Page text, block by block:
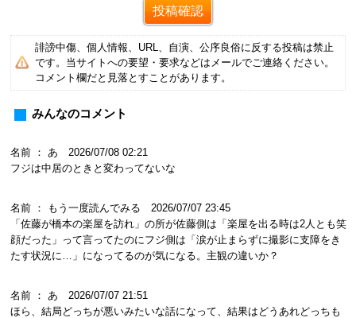
誹謗中傷、個人情報、URL、自演、公序良俗に反する投稿は禁止
です。当サイトへの要望・要求などはメールでご連絡ください。
コメント欄だと見落とすことがあります。
みんなのコメント
名前 ： あ 2026/07/08 02:21
フジは中居のときと変わってないな
名前 ： もう一度読んでみる 2026/07/07 23:45
「佐藤が橋本の楽屋を訪れ」の所が佐藤側は「楽屋を出る時は2人とも笑
顔だった」って言ってたのにフジ側は「涙が止まらずに撮影に支障をき
たす状況に…」になってるのが気になる。主観の違いか？
名前 ： あ 2026/07/07 21:51
ほら、結局どっちが悪いみたいな話になって、結果はどうあれどっちも